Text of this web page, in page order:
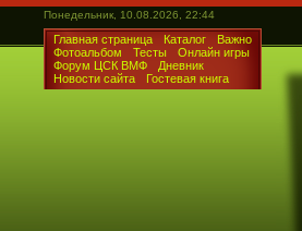
Понедельник, 10.08.2026, 22:44
Главная страница Каталог
Важно
Фотоальбом
Тесты
Онлайн игры
Форум ЦСК ВМФ
Дневник
Новости сайта
Гостевая книга